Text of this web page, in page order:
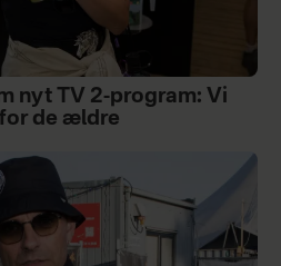
nyt TV 2-program: Vi
de ældre